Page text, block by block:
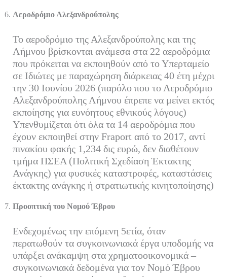
Αεροδρόμιο Αλεξανδρούπολης
Το αεροδρόμιο της Αλεξανδρούπολης και της
Λήμνου βρίσκονται ανάμεσα στα 22 αεροδρόμια
που πρόκειται να εκποιηθούν από το Υπερταμείο
σε Ιδιώτες με παραχώρηση διάρκειας 40 έτη μέχρι
την 30 Ιουνίου 2026 (παρόλο που το Αεροδρόμιο
Αλεξανδρούπολης Λήμνου έπρεπε να μείνει εκτός
εκποίησης για ευνόητους εθνικούς λόγους)
Υπενθυμίζεται ότι όλα τα 14 αεροδρόμια που
έχουν εκποιηθεί στην Fraport από το 2017, αντί
πινακίου φακής 1,234 δις ευρώ, δεν διαθέτουν
τμήμα ΠΣΕΑ (Πολιτική Σχεδίαση Έκτακτης
Ανάγκης) για φυσικές καταστροφές, καταστάσεις
έκτακτης ανάγκης ή στρατιωτικής κινητοποίησης)
Προοπτική του Νομού Έβρου
Ενδεχομένως την επόμενη 5ετία, όταν
περατωθούν τα συγκοινωνιακά έργα υποδομής να
υπάρξει ανάκαμψη στα χρηματοοικονομικά –
συγκοινωνιακά δεδομένα για τον Νομό Έβρου